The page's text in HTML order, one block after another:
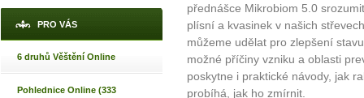
PRO VÁS
6 druhů Věštění Online
Pohlednice Online (333
přednášce Mikrobiom 5.0
plísní a kvasinek v našich
můžeme udělat pro zlepšení
možné příčiny vzniku a oblasti
poskytne i praktické návody, jak
probíhá, jak ho zmírnit.